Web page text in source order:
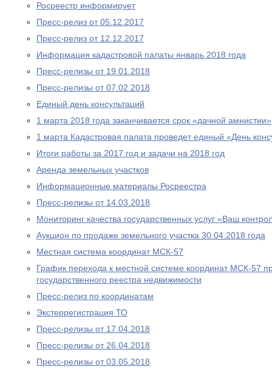
Росреестр информирует
Пресс-релиз от 05.12.2017
Пресс-релиз от 12.12.2017
Информация кадастровой палаты январь 2018 года
Пресс-релизы от 19.01.2018
Пресс-релизы от 07.02.2018
Единый день консультаций
1 марта 2018 года заканчивается срок «дачной амнистии»
1 марта Кадастровая палата проведет единый «День
Итоги работы за 2017 год и задачи на 2018 год
Аренда земельных участков
Информационные материалы Росреестра
Пресс-релизы от 14.03.2018
Мониторинг качества государственных услуг «Ваш
Аукцион по продаже земельного участка 30.04.2018 года
Местная система координат МСК-57
График перехода к местной системе координат МСК-57
государственного реестра недвижимости
Пресс-релиз по координатам
Экстеррегистрация ТО
Пресс-релизы от 17.04.2018
Пресс-релизы от 26.04.2018
Пресс-релизы от 03.05.2018